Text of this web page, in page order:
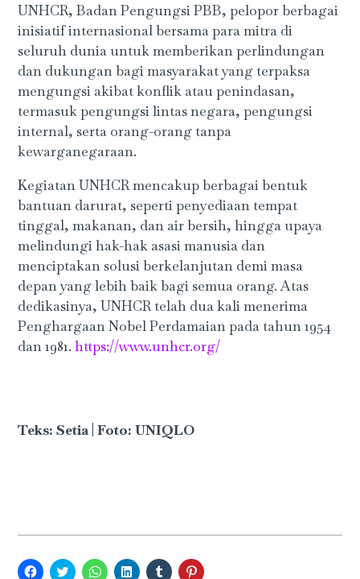
UNHCR, Badan Pengungsi PBB, pelopor berbagai
inisiatif internasional bersama para mitra di
seluruh dunia untuk memberikan perlindungan
dan dukungan bagi masyarakat yang terpaksa
mengungsi akibat konflik atau penindasan,
termasuk pengungsi lintas negara, pengungsi
internal, serta orang-orang tanpa
kewarganegaraan.
Kegiatan UNHCR mencakup berbagai bentuk
bantuan darurat, seperti penyediaan tempat
tinggal, makanan, dan air bersih, hingga upaya
melindungi hak-hak asasi manusia dan
menciptakan solusi berkelanjutan demi masa
depan yang lebih baik bagi semua orang. Atas
dedikasinya, UNHCR telah dua kali menerima
Penghargaan Nobel Perdamaian pada tahun 1954
dan 1981.https://www.unhcr.org/
Teks: Setia | Foto: UNIQLO
Click Click Click Click Click Click